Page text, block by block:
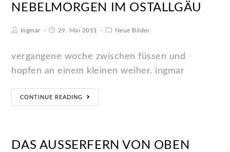
NEBELMORGEN IM OSTALLGÄU
Ingmar 29. Mai 2011 Neue Bilder
vergangene woche zwischen füssen und
hopfen an einem kleinen weiher. ingmar
CONTINUE READING
DAS AUSSERFERN VON OBEN